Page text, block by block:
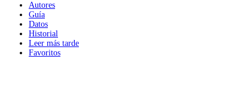
Autores
Guía
Datos
Historial
Leer más tarde
Favoritos